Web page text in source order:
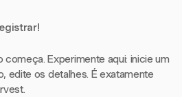
Experimente aqui: inicie um
edite os detalhes. É exatamente